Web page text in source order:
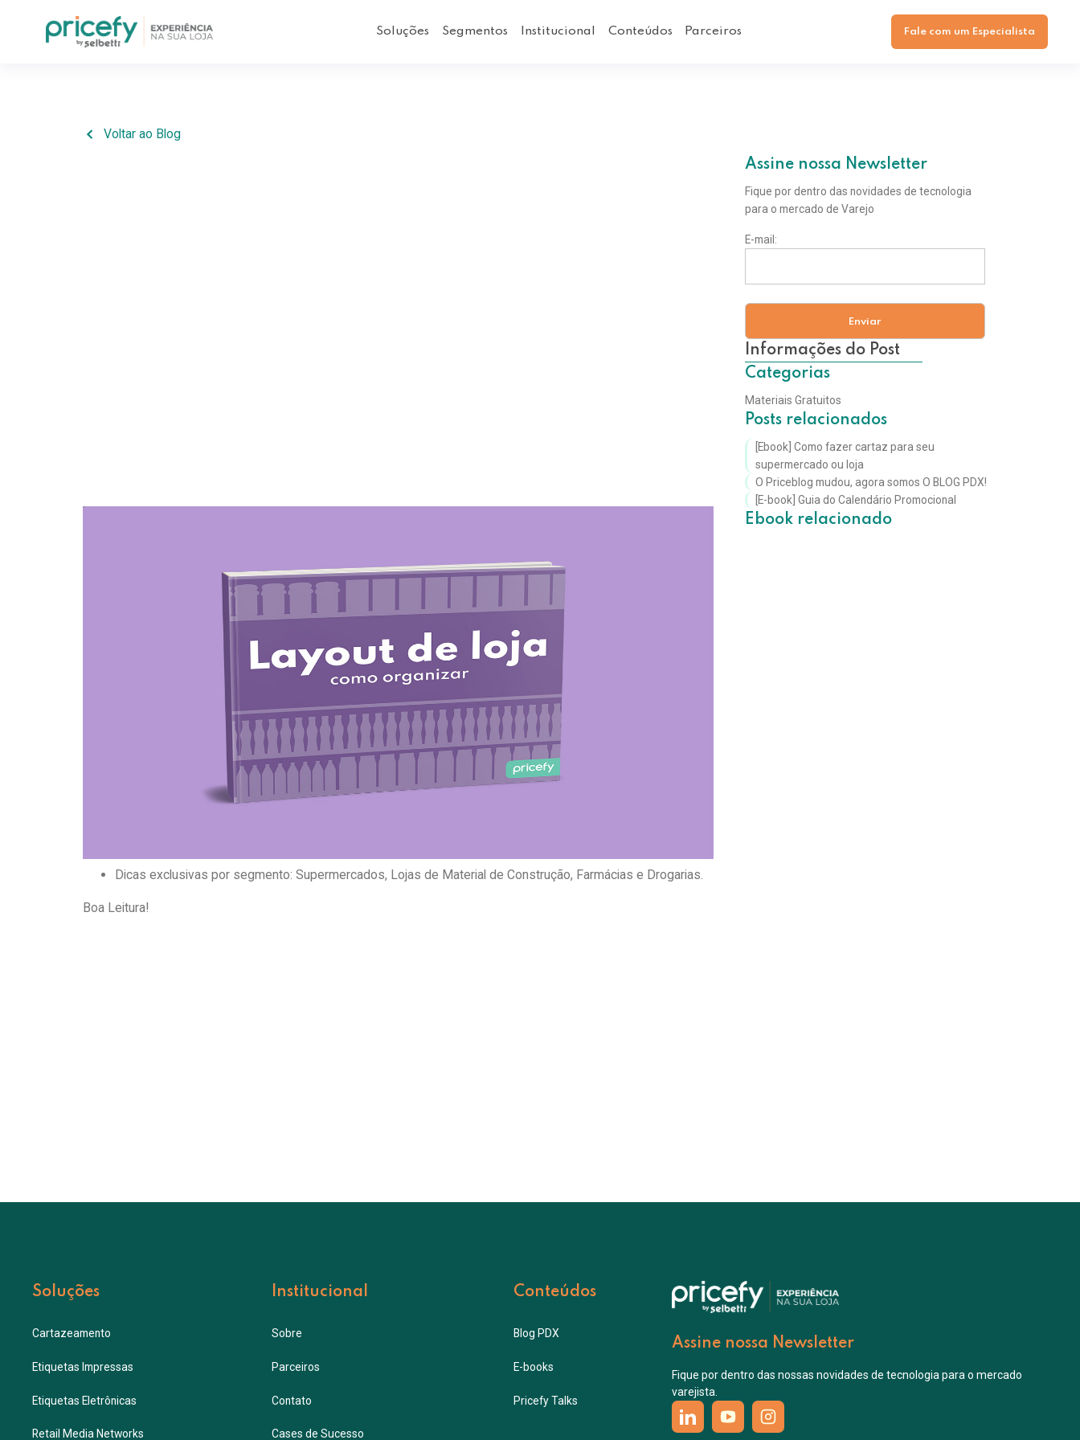
Soluções Segmentos Institucional Conteúdos Parceiros Fale com um Especialista
Voltar ao Blog
[E-book] Layout de loja, como fazer?
Você sabia que a impressão que o consumidor tem ao entrar em uma loja é um dos momentos mais decisivos no
processo de compras e de fidelização do cliente? O layout da loja representa o primeiro contato do cliente com a
marca e afeta diretamente sua decisão de consumir (ou não) e de retornar no local.
Pensando nisso, preparamos esteebookonde você pode conferir as melhores dicas sobre como organizar um
Organização das seções.
Posicionamento das mercadorias nas gôndolas e prateleiras.
Dicas exclusivas por segmento: Supermercados, Lojas de Material de Construção, Farmácias e Drogarias.
Boa Leitura!
Assine nossa Newsletter
Fique por dentro das novidades de tecnologia
para o mercado de Varejo
E-mail:
Informações do Post
Categorias
Materiais Gratuitos
Posts relacionados
[Ebook] Como fazer cartaz para seu
supermercado ou loja
O Priceblog mudou, agora somos O BLOG PDX!
[E-book] Guia do Calendário Promocional
Ebook relacionado
Soluções
Cartazeamento
Etiquetas Impressas
Etiquetas Eletrônicas
Retail Media Networks
Institucional
Sobre
Parceiros
Contato
Cases de Sucesso
Conteúdos
Blog PDX
E-books
Pricefy Talks
Assine nossa Newsletter
Fique por dentro das nossas novidades de tecnologia para o mercado
varejista.